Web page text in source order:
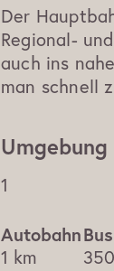
Der
Regional-
auch ins
man schnell
1
1 km